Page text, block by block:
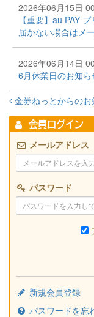
2026年06月15日
【重要】au PAY
届かない場合はメ
2026年06月14日
6月休業日のお知ら
金券ねっとからの
会員ログイン
メールアドレス
パスワード
新規会員登録
パスワードを忘